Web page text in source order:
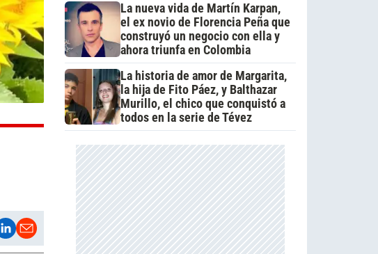
La nueva vida de Martín Karpan,
el ex novio de Florencia Peña que
construyó un negocio con ella y
ahora triunfa en Colombia
La historia de amor de Margarita,
la hija de Fito Páez, y Balthazar
Murillo, el chico que conquistó a
todos en la serie de Tévez